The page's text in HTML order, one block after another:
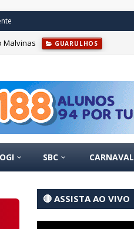
dias de agosto
SBC CARNAVAL
🔴 ASSISTA AO VIVO